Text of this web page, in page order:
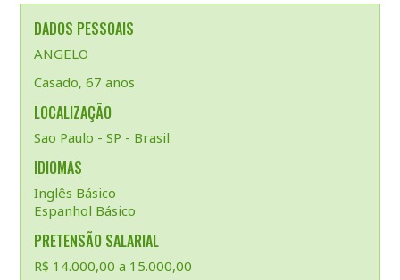
DADOS PESSOAIS
ANGELO
Casado, 67 anos
LOCALIZAÇÃO
Sao Paulo - SP - Brasil
IDIOMAS
Inglês Básico
Espanhol Básico
PRETENSÃO SALARIAL
R$ 14.000,00 a 15.000,00